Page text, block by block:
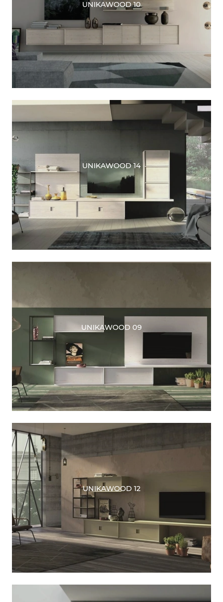
UNIKAWOOD 10
UNIKAWOOD 14
UNIKAWOOD 09
UNIKAWOOD 12